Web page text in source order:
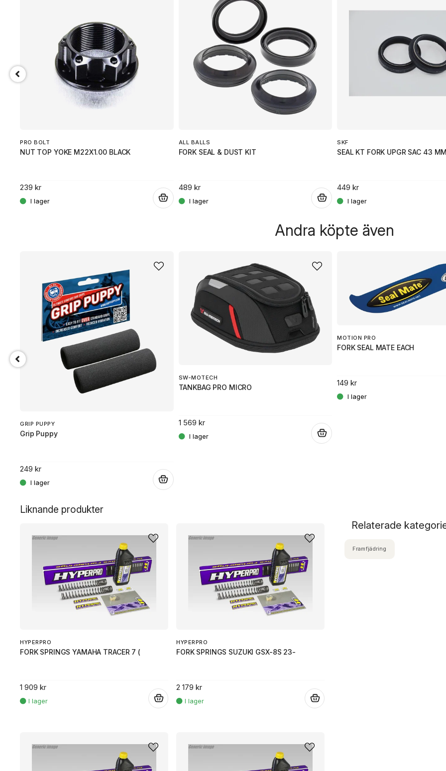
Ja, ni får publicera
PRO BOLT
NUT TOP YOKE M22X1.00 BLACK
239 kr
ALL BALLS
FORK SEAL & DUST KIT
489 kr
SKF
SEAL KT FORK UPGR SAC 43
449 kr
Andra köpte även
GRIP PUPPY
Grip Puppy
249 kr
SW-MOTECH
TANKBAG PRO MICRO
1 569 kr
MOTION PRO
FORK SEAL MATE EACH
149 kr
Liknande produkter
HYPERPRO
FORK SPRINGS YAMAHA TRACER 7 (
1 909 kr
HYPERPRO
FORK SPRINGS SUZUKI GSX-8S 23-
2 179 kr
Relaterade
Framfjädring